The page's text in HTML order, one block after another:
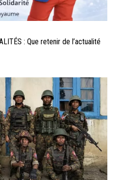
: Que retenir de l’actualité